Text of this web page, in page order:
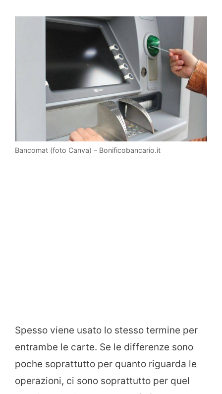
Bancomat (foto Canva) – Bonificobancario.it
Spesso viene usato lo stesso termine per
entrambe le carte. Se le differenze sono
poche soprattutto per quanto riguarda le
operazioni, ci sono soprattutto per quel